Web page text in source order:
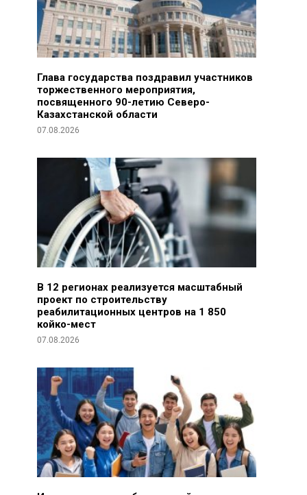
Глава государства поздравил участников
торжественного мероприятия,
посвященного 90-летию Северо-
Казахстанской области
07.08.2026
В 12 регионах реализуется масштабный
проект по строительству
реабилитационных центров на 1 850
койко-мест
07.08.2026